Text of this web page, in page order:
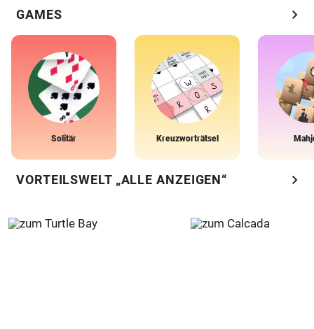
GAMES chevron_right
Solitär Kreuzworträtsel
VORTEILSWELT „ALLE ANZEIGEN“ chevron_right